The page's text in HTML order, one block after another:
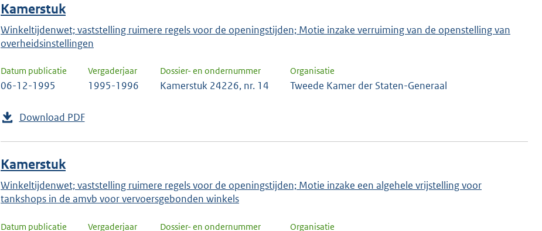
Kamerstuk
Winkeltijdenwet; vaststelling ruimere regels voor de openingstijden; Motie inzake verruiming van de openstelling van
overheidsinstellingen
Datum publicatie
06-12-1995
Vergaderjaar
1995-1996
Dossier- en ondernummer
Kamerstuk 24226, nr. 14
Organisatie
Tweede Kamer der Staten-Generaal
Download PDF
Kamerstuk
Winkeltijdenwet; vaststelling ruimere regels voor de openingstijden; Motie inzake een algehele vrijstelling voor
tankshops in de amvb voor vervoersgebonden winkels
Datum publicatie Vergaderjaar Dossier- en ondernummer Organisatie